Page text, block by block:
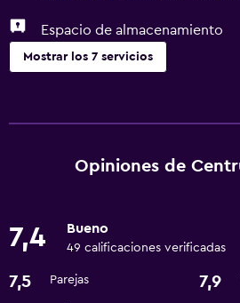
Espacio de almacenamiento
Mostrar los 7 servicios
Wifi gratis
Áreas designadas para fumadores
Baño
Opiniones de
7,4 Bueno
49 calificaciones verificadas
7,5 Parejas 7,9